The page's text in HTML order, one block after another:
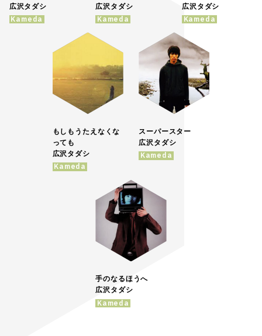
広沢タダシ
Kameda
広沢タダシ
Kameda
広沢タダシ
Kameda
もしもうたえなくな
っても
広沢タダシ
Kameda
スーパースター
広沢タダシ
Kameda
手のなるほうへ
広沢タダシ
Kameda